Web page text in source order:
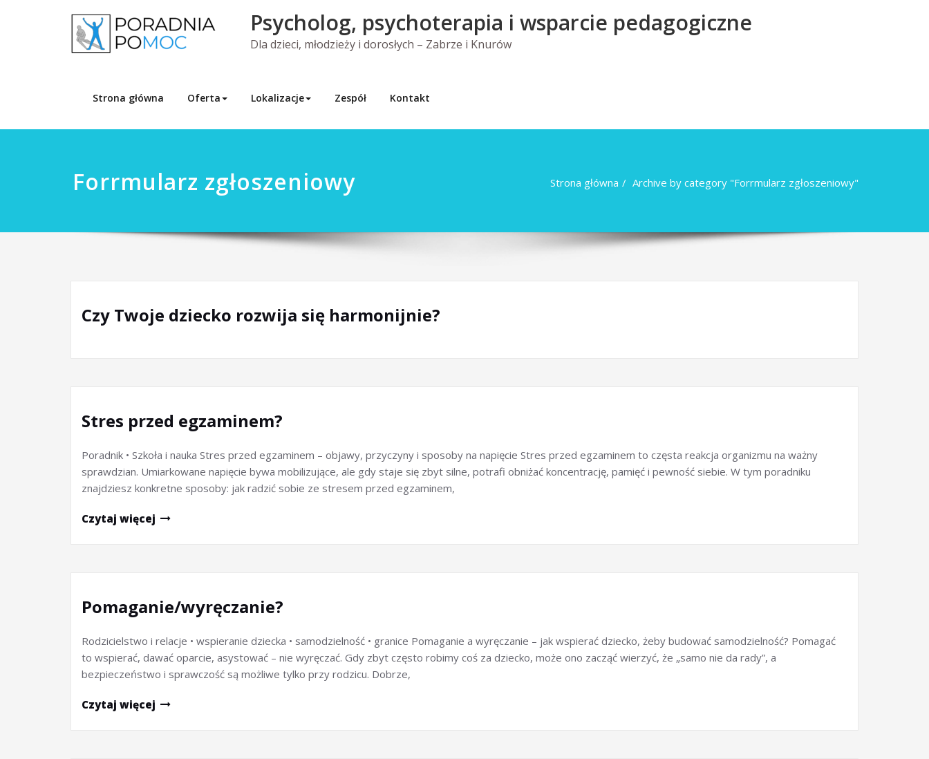
Psycholog, psychoterapia i wsparcie pedagogiczne
Dla dzieci, młodzieży i dorosłych – Zabrze i Knurów
Strona główna Oferta Lokalizacje Zespół Kontakt
Forrmularz zgłoszeniowy Strona główna Archive by category "Forrmularz zgłoszeniowy"
Czy Twoje dziecko rozwija się harmonijnie?
Stres przed egzaminem?
Poradnik • Szkoła i nauka Stres przed egzaminem – objawy, przyczyny i sposoby na napięcie Stres przed egzaminem to częsta reakcja organizmu na ważny
sprawdzian. Umiarkowane napięcie bywa mobilizujące, ale gdy staje się zbyt silne, potrafi obniżać koncentrację, pamięć i pewność siebie. W tym poradniku
znajdziesz konkretne sposoby: jak radzić sobie ze stresem przed egzaminem,
Czytaj więcej
Pomaganie/wyręczanie?
Rodzicielstwo i relacje • wspieranie dziecka • samodzielność • granice Pomaganie a wyręczanie – jak wspierać dziecko, żeby budować samodzielność? Pomagać
to wspierać, dawać oparcie, asystować – nie wyręczać. Gdy zbyt często robimy coś za dziecko, może ono zacząć wierzyć, że „samo nie da rady”, a
bezpieczeństwo i sprawczość są możliwe tylko przy rodzicu. Dobrze,
Czytaj więcej